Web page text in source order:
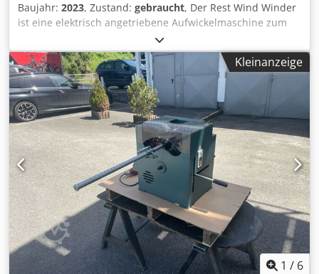
Baujahr: 2023, Zustand: gebraucht, Der Rest Wind Winder
ist eine elektrisch angetriebene Aufwickelmaschine zum
kontrollierten Aufwickeln von Restmaterialien auf einen
Wickelkern. Die Maschine dient dazu, Materialreste aus
Produktions- oder Verarbeitungsprozessen sauber und
gleichmäßig aufzunehmen. Das Material wird über
Führungsrollen geführt und auf der Spannwelle
aufgewickelt. Der elektrische Antrieb ermöglicht ein
gleichmäßiges Aufwickeln mit einstellbarer
Geschwindigkeit. Die Maschine verfügt über einen
Schaltschrank mit Start-/Stop-Funktion, Hauptschalter,
Not-Halt und Kontrollanzeigen Die Maschine kann in 06502
Thale nach Terminabsprache besichtigt werden Dkjdpfxezr
I Azo Adwsr
Kleinanzeige
1 / 6